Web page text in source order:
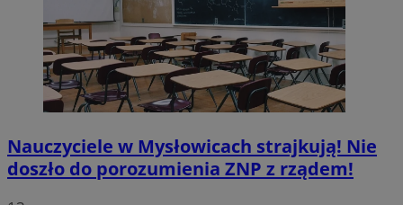
Nauczyciele w Mysłowicach strajkują! Nie
doszło do porozumienia ZNP z rządem!